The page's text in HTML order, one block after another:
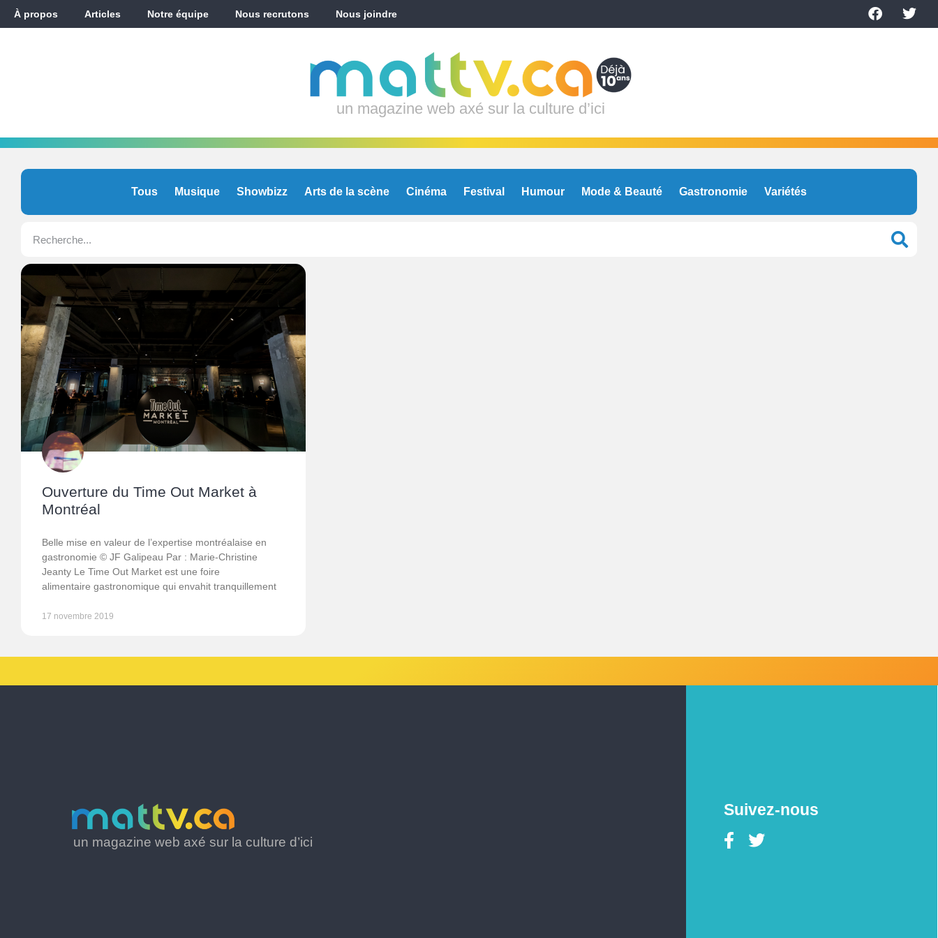
À propos Articles Notre équipe Nous recrutons Nous joindre
un magazine web axé sur la culture d’ici
Tous Musique Showbizz Arts de la scène Cinéma Festival Humour Mode & Beauté Gastronomie Variétés
Ouverture du Time Out Market à
Montréal
Belle mise en valeur de l’expertise montréalaise en
gastronomie © JF Galipeau Par : Marie-Christine
Jeanty Le Time Out Market est une foire
alimentaire gastronomique qui envahit tranquillement
17 novembre 2019
un magazine web axé sur la culture d’ici
Suivez-nous